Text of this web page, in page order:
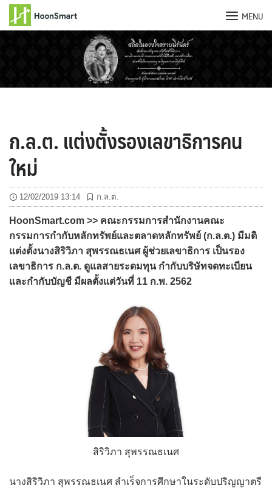
MENU
ก.ล.ต. แต่งตั้งรองเลขาธิการคน
ใหม่
12/02/2019 13:14 ก.ล.ต.
HoonSmart.com >> คณะกรรมการสำนักงานคณะ
กรรมการกำกับหลักทรัพย์และตลาดหลักทรัพย์ (ก.ล.ต.) มีมติ
แต่งตั้งนางสิริวิภา สุพรรณธเนศ ผู้ช่วยเลขาธิการ เป็นรอง
เลขาธิการ ก.ล.ต. ดูแลสายระดมทุน กำกับบริษัทจดทะเบียน
และกำกับบัญชี มีผลตั้งแต่วันที่ 11 ก.พ. 2562
สิริวิภา สุพรรณธเนศ
นางสิริวิภา สุพรรณธเนศ สำเร็จการศึกษาในระดับปริญญาตรี